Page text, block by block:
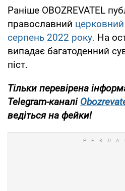
Раніше OBOZREVATEL
православний
серпень 2022 року. На
випадає багатоденний
піст.
Тільки перевірена
Telegram-каналі
ведіться на фейки!